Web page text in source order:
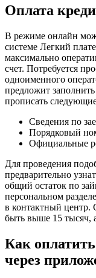
Оплата
В режиме онлайн
системе Легкий
максимально
счет. Потребуется
одноименного
предложит
прописать
Сведения по
Порядковый
Официальные
Для проведения
предварительно
общий остаток по
персональном
в контактный центр.
быть выше 15 тысяч,
Как
через